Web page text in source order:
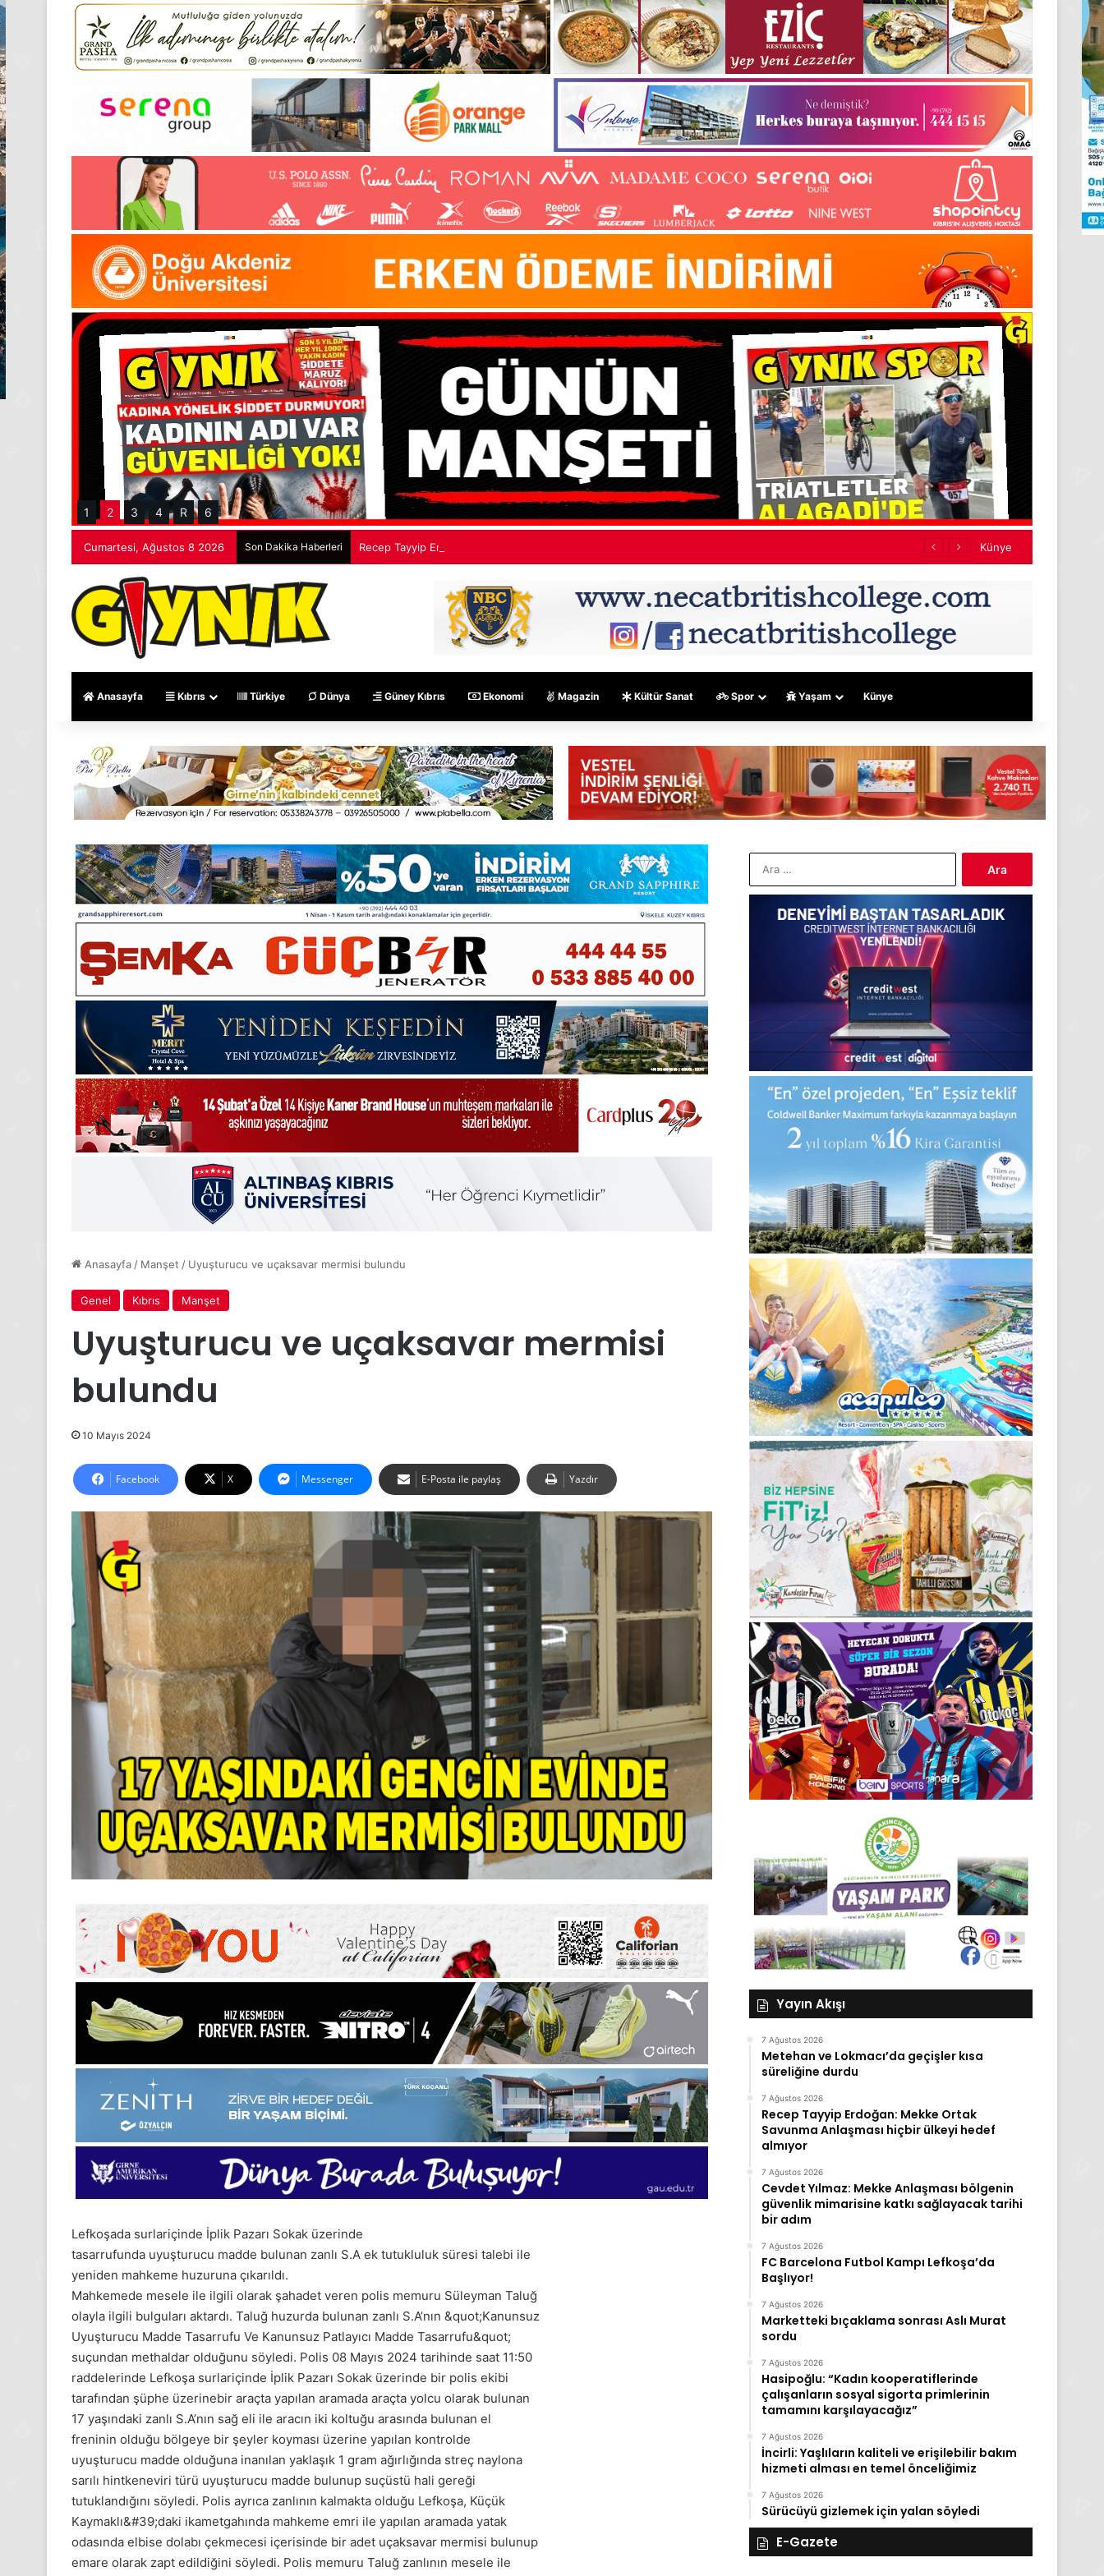
1 2 3 4 R 6
Cumartesi, Ağustos 8 2026 Son Dakika Haberleri Recep Tayyip Erdoğan: Mekke Ortak Savunma Anlaşması hiçbir ülkeyi hedef almıyor Künye
Anasayfa Kıbrıs Türkiye Dünya Güney Kıbrıs Ekonomi Magazin Kültür Sanat Spor Yaşam Künye
Anasayfa / Manşet / Uyuşturucu ve uçaksavar mermisi bulundu
Genel Kıbrıs Manşet
Uyuşturucu ve uçaksavar mermisi
bulundu
10 Mayıs 2024
Facebook X Messenger E-Posta ile paylaş Yazdır
Lefkoşada surlariçinde İplik Pazarı Sokak üzerinde
tasarrufunda uyuşturucu madde bulunan zanlı S.A ek tutukluluk süresi talebi ile
yeniden mahkeme huzuruna çıkarıldı.
Mahkemede mesele ile ilgili olarak şahadet veren polis memuru Süleyman Taluğ
olayla ilgili bulguları aktardı. Taluğ huzurda bulunan zanlı S.A’nın &quot;Kanunsuz
Uyuşturucu Madde Tasarrufu Ve Kanunsuz Patlayıcı Madde Tasarrufu&quot;
suçundan methaldar olduğunu söyledi. Polis 08 Mayıs 2024 tarihinde saat 11:50
raddelerinde Lefkoşa surlariçinde İplik Pazarı Sokak üzerinde bir polis ekibi
tarafından şüphe üzerinebir araçta yapılan aramada araçta yolcu olarak bulunan
17 yaşındaki zanlı S.A’nın sağ eli ile aracın iki koltuğu arasında bulunan el
freninin olduğu bölgeye bir şeyler koyması üzerine yapılan kontrolde
uyuşturucu madde olduğuna inanılan yaklaşık 1 gram ağırlığında streç naylona
sarılı hintkeneviri türü uyuşturucu madde bulunup suçüstü hali gereği
tutuklandığını söyledi. Polis ayrıca zanlının kalmakta olduğu Lefkoşa, Küçük
Kaymaklı&#39;daki ikametgahında mahkeme emri ile yapılan aramada yatak
odasında elbise dolabı çekmecesi içerisinde bir adet uçaksavar mermisi bulunup
emare olarak zapt edildiğini söyledi. Polis memuru Taluğ zanlının mesele ile
Yayın Akışı
7 Ağustos 2026
Metehan ve Lokmacı’da geçişler kısa
süreliğine durdu
7 Ağustos 2026
Recep Tayyip Erdoğan: Mekke Ortak
Savunma Anlaşması hiçbir ülkeyi hedef
almıyor
7 Ağustos 2026
Cevdet Yılmaz: Mekke Anlaşması bölgenin
güvenlik mimarisine katkı sağlayacak tarihi
bir adım
7 Ağustos 2026
FC Barcelona Futbol Kampı Lefkoşa’da
Başlıyor!
7 Ağustos 2026
Marketteki bıçaklama sonrası Aslı Murat
sordu
7 Ağustos 2026
Hasipoğlu: “Kadın kooperatiflerinde
çalışanların sosyal sigorta primlerinin
tamamını karşılayacağız”
7 Ağustos 2026
İncirli: Yaşlıların kaliteli ve erişilebilir bakım
hizmeti alması en temel önceliğimiz
7 Ağustos 2026
Sürücüyü gizlemek için yalan söyledi
E-Gazete